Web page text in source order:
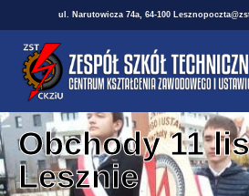
ul. Narutowicza 74a, 64-100 Leszno
Obchody 11
Lesznie